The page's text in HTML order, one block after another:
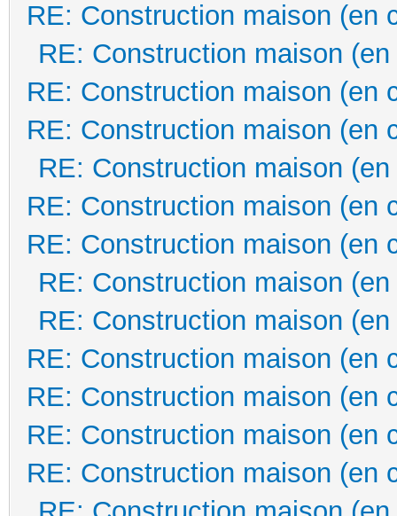
RE: Construction maison (en
RE: Construction maison
RE: Construction maison (en
RE: Construction maison (en
RE: Construction maison
RE: Construction maison (en
RE: Construction maison (en
RE: Construction maison
RE: Construction maison
RE: Construction maison (en
RE: Construction maison (en
RE: Construction maison (en
RE: Construction maison (en